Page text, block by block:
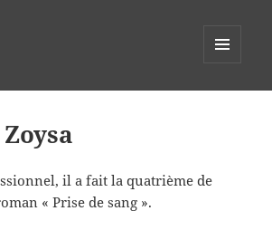
il a fait la quatrième de
« Prise de sang ».